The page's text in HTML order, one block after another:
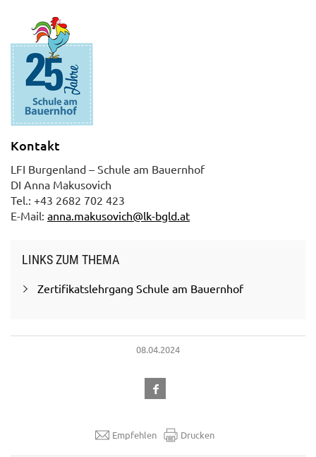
Kontakt
LFI Burgenland – Schule am Bauernhof
DI Anna Makusovich
Tel.: +43 2682 702 423
E-Mail: anna.makusovich@lk-bgld.at
LINKS ZUM THEMA
Zertifikatslehrgang Schule am Bauernhof
08.04.2024
Empfehlen Drucken